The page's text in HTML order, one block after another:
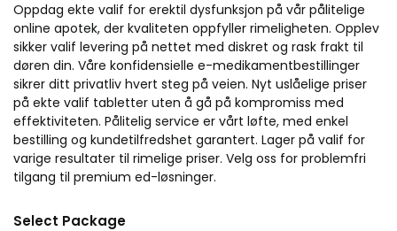
Oppdag ekte valif for erektil dysfunksjon på vår pålitelige
online apotek, der kvaliteten oppfyller rimeligheten. Opplev
sikker valif levering på nettet med diskret og rask frakt til
døren din. Våre konfidensielle e-medikamentbestillinger
sikrer ditt privatliv hvert steg på veien. Nyt uslåelige priser
på ekte valif tabletter uten å gå på kompromiss med
effektiviteten. Pålitelig service er vårt løfte, med enkel
bestilling og kundetilfredshet garantert. Lager på valif for
varige resultater til rimelige priser. Velg oss for problemfri
tilgang til premium ed-løsninger.
Select Package